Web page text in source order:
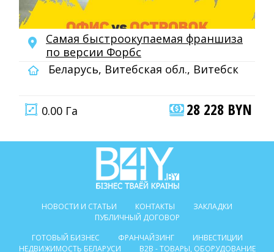
Самая быстроокупаемая франшиза
по версии Форбс
Беларусь, Витебская обл., Витебск
0.00 Га 28 228 BYN
НОВОСТИ И СТАТЬИ КОНТАКТЫ
ЗАКЛАДКИ
ПУБЛИЧНЫЙ ДОГОВОР
ГОТОВЫЙ БИЗНЕС
ФРАНЧАЙЗИНГ
ИНВЕСТИЦИИ
НЕДВИЖИМОСТЬ БЕЛАРУСИ
B2B - ТОВАРЫ, ОБОРУДОВАНИЕ